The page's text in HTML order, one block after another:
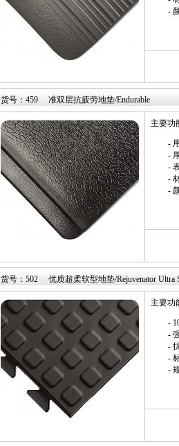
-
货号：459 准双层抗疲劳地垫/Endurable
主要功
-
-
-
-
-
货号：502 优质超柔软型地垫/Rejuvenator Ultra
主要功
-
-
-
-
-